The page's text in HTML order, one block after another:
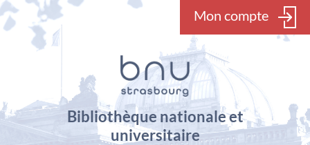
Mon compte
Bibliothèque nationale et
universitaire